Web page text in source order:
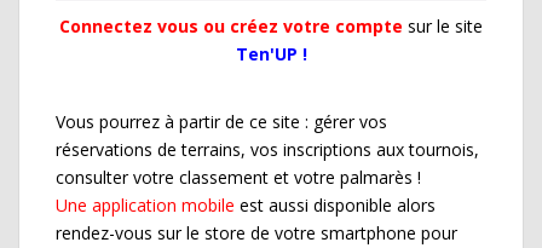
Connectez vous ou créez votre compte sur le site
Ten'UP !
Vous pourrez à partir de ce site : gérer vos
réservations de terrains, vos inscriptions aux tournois,
consulter votre classement et votre palmarès !
Une application mobile est aussi disponible alors
rendez-vous sur le store de votre smartphone pour